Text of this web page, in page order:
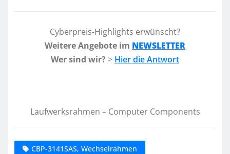
Cyberpreis-Highlights erwünscht?
Weitere Angebote im NEWSLETTER
Wer sind wir? > Hier die Antwort
Laufwerksrahmen – Computer Components
CBP-3141SAS, Wechselrahmen